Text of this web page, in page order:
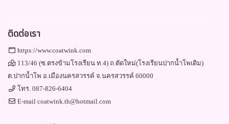
ติดต่อเรา
https://www.coatwink.com
113/46 (ซ.ตรงข้ามโรงเรียน ท.4) ถ.ตัดใหม่(โรงเรียนปากน้ำโพเดิม)
ต.ปากน้ำโพ อ.เมืองนครสวรรค์ จ.นครสวรรค์ 60000
โทร.087-826-6404
E-mailcoatwink.th@hotmail.com